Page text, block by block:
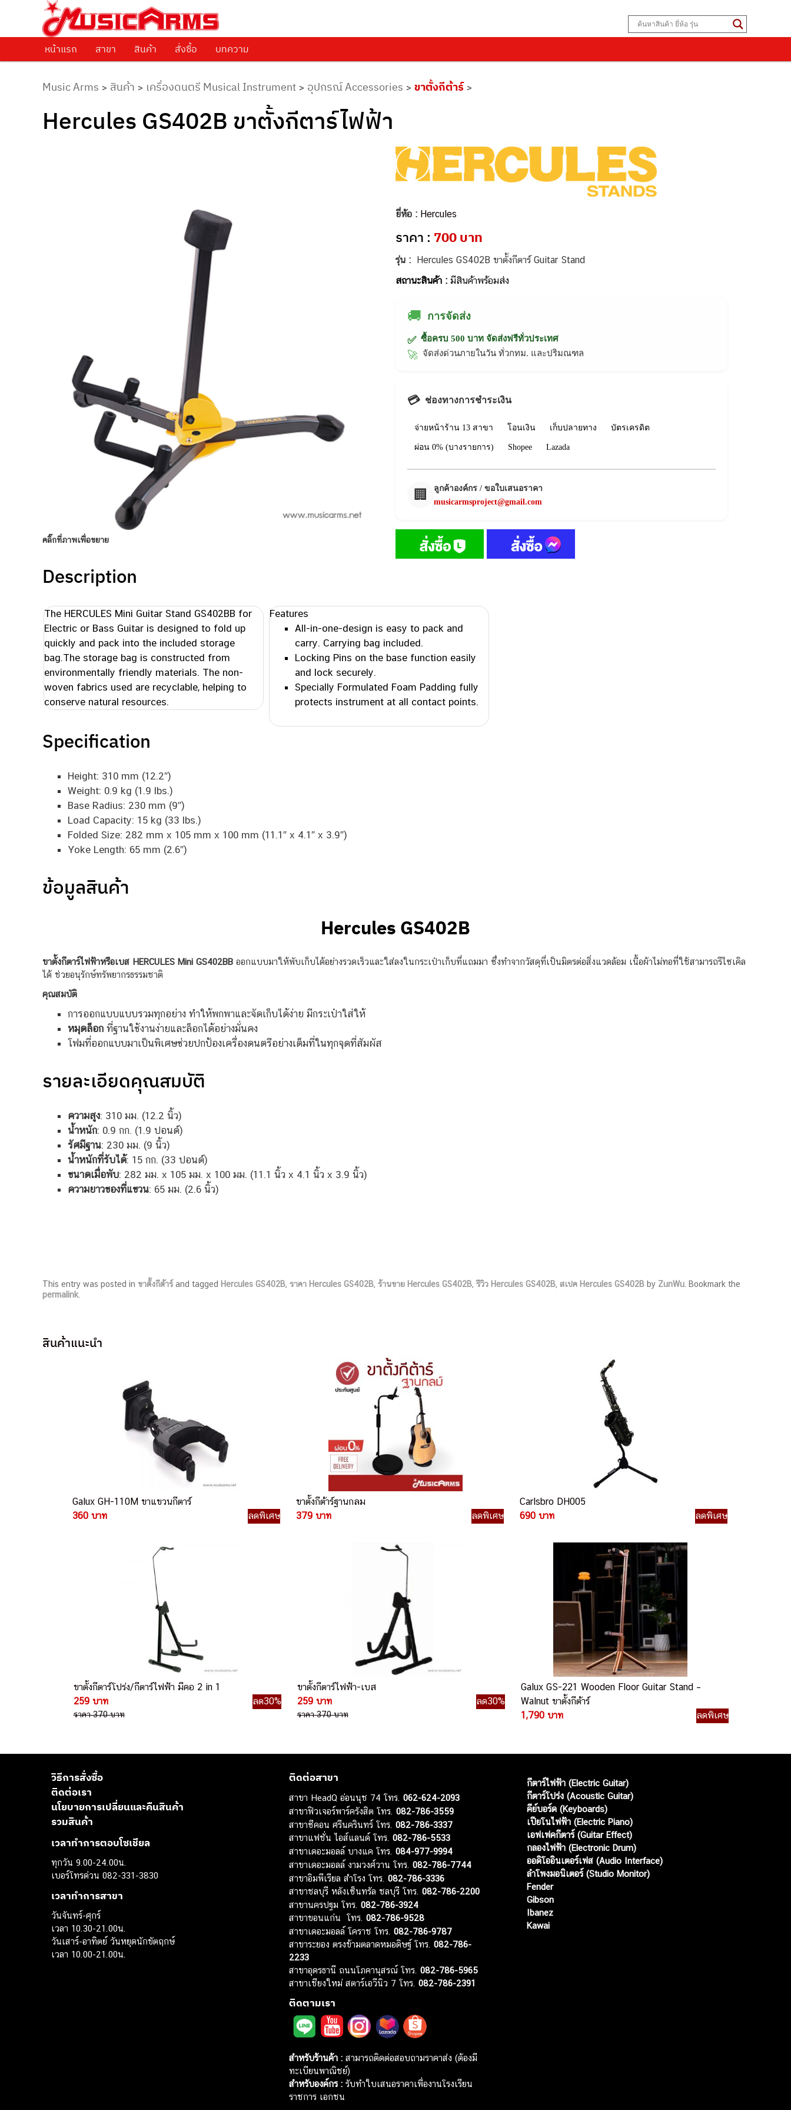
Music Arms
ศูนย์รวมครื่องดนตรีทุกชนิด ตั้งแต่เริ่มต้นถึงมืออาชีพ
Skip to primary content
หน้าแรก สาขา สินค้า สั่งซื้อ บทความ
Music Arms > สินค้า > เครื่องดนตรี Musical Instrument > อุปกรณ์ Accessories > ขาตั้งกีต้าร์ >
Hercules GS402B ขาตั้งกีตาร์ไฟฟ้า
คลิ๊กที่ภาพเพื่อขยาย
ยี่ห้อ : Hercules
ราคา : 700 บาท
รุ่น : Hercules GS402B ขาตั้งกีตาร์ Guitar Stand
สถานะสินค้า : มีสินค้าพร้อมส่ง
🚚 การจัดส่ง
✅ ซื้อครบ 500 บาท จัดส่งฟรีทั่วประเทศ
🚀 จัดส่งด่วนภายในวัน ทั่วกทม. และปริมณฑล
💳 ช่องทางการชำระเงิน
จ่ายหน้าร้าน 13 สาขา โอนเงิน เก็บปลายทาง บัตรเครดิต
ผ่อน 0% (บางรายการ) Shopee Lazada
🏢
ลูกค้าองค์กร / ขอใบเสนอราคา
musicarmsproject@gmail.com
Description
The HERCULES Mini Guitar Stand GS402BB for
Electric or Bass Guitar is designed to fold up
quickly and pack into the included storage
bag.The storage bag is constructed from
environmentally friendly materials. The non-
woven fabrics used are recyclable, helping to
conserve natural resources.
Features
All-in-one-design is easy to pack and
carry. Carrying bag included.
Locking Pins on the base function easily
and lock securely.
Specially Formulated Foam Padding fully
protects instrument at all contact points.
Specification
Height: 310 mm (12.2″)
Weight: 0.9 kg (1.9 lbs.)
Base Radius: 230 mm (9″)
Load Capacity: 15 kg (33 lbs.)
Folded Size: 282 mm x 105 mm x 100 mm (11.1″ x 4.1″ x 3.9″)
Yoke Length: 65 mm (2.6″)
ข้อมูลสินค้า
Hercules GS402B
ขาตั้งกีตาร์ไฟฟ้าหรือเบส HERCULES Mini GS402BB ออกแบบมาให้พับเก็บได้อย่างรวดเร็วและใส่ลงในกระเป๋าเก็บที่แถมมา ซึ่งทำจากวัสดุที่เป็นมิตรต่อสิ่งแวดล้อม เนื้อผ้าไม่ทอที่ใช้สามารถรีไซเคิล
ได้ ช่วยอนุรักษ์ทรัพยากรธรรมชาติ
คุณสมบัติ
การออกแบบแบบรวมทุกอย่าง ทำให้พกพาและจัดเก็บได้ง่าย มีกระเป๋าใส่ให้
หมุดล็อกที่ฐานใช้งานง่ายและล็อกได้อย่างมั่นคง
โฟมที่ออกแบบมาเป็นพิเศษช่วยปกป้องเครื่องดนตรีอย่างเต็มที่ในทุกจุดที่สัมผัส
รายละเอียดคุณสมบัติ
ความสูง: 310 มม. (12.2 นิ้ว)
น้ำหนัก: 0.9 กก. (1.9 ปอนด์)
รัศมีฐาน: 230 มม. (9 นิ้ว)
น้ำหนักที่รับได้: 15 กก. (33 ปอนด์)
ขนาดเมื่อพับ: 282 มม. x 105 มม. x 100 มม. (11.1 นิ้ว x 4.1 นิ้ว x 3.9 นิ้ว)
ความยาวของที่แขวน: 65 มม. (2.6 นิ้ว)
This entry was posted in ขาตั้งกีต้าร์ and tagged Hercules GS402B ราคา Hercules GS402B ร้านขาย Hercules GS402B ,รีวิว Hercules GS402B สเปค Hercules GS402B by ZunWu . Bookmark the
permalink
สินค้าแนะนำ
Galux GH-110M ขาแขวนกีตาร์
360 บาท
ลดพิเศษ
ขาตั้งกีต้าร์ฐานกลม
379 บาท
ลดพิเศษ
Carlsbro DH005
690 บาท
ลดพิเศษ
ขาตั้งกีตาร์โปร่ง/กีตาร์ไฟฟ้า มีคอ 2 in 1
259 บาท
ลด30%
ราคา 370 บาท
ขาตั้งกีตาร์ไฟฟ้า-เบส
259 บาท
ลด30%
ราคา 370 บาท
Galux GS-221 Wooden Floor Guitar Stand –
Walnut ขาตั้งกีต้าร์
1,790 บาท
ลดพิเศษ
วิธีการสั่งซื้อ
ติดต่อเรา
นโยบายการเปลี่ยนและคืนสินค้า
รวมสินค้า
เวลาทำการตอบโซเชียล
ทุกวัน 9.00-24.00น.
เบอร์โทรด่วน 082-331-3830
เวลาทำการสาขา
วันจันทร์-ศุกร์
เวลา 10.30-21.00น.
วันเสาร์-อาทิตย์ วันหยุดนักขัตฤกษ์
เวลา 10.00-21.00น.
ติดต่อสาขา
สาขา HeadQ อ่อนนุช 74 โทร.062-624-2093
สาขาฟิวเจอร์พาร์ครังสิต โทร.082-786-3559
สาขาซีคอน ศรีนครินทร์ โทร.082-786-3337
สาขาแฟชั่น ไอส์แลนด์ โทร.082-786-5533
สาขาเดอะมอลล์ บางแค โทร.084-977-9994
สาขาเดอะมอลล์ งามวงศ์วาน โทร.082-786-7744
สาขาอิมพีเรียล สำโรง โทร.082-786-3336
สาขาชลบุรี หลังเซ็นทรัล ชลบุรี โทร.082-786-2200
สาขานครปฐม โทร.082-786-3924
สาขาขอนแก่น โทร.082-786-9528
สาขาเดอะมอลล์ โคราช โทร.082-786-9787
สาขาระยอง ตรงข้ามตลาดหมอดิษฐ์ โทร.082-786-
2233
สาขาอุดรธานี ถนนโภคานุสรณ์ โทร.082-786-5965
สาขาเชียงใหม่ สตาร์เอวีนิว 7 โทร.082-786-2391
ติดตามเรา
สำหรับร้านค้า : สามารถติดต่อสอบถามราคาส่ง (ต้องมี
ทะเบียนพาณิชย์)
สำหรับองค์กร : รับทำใบเสนอราคาเพื่องานโรงเรียน
ราชการ เอกชน
กีตาร์ไฟฟ้า (Electric Guitar)
กีตาร์โปร่ง (Acoustic Guitar)
คีย์บอร์ด (Keyboards)
เปียโนไฟฟ้า (Electric Piano)
เอฟเฟคกีตาร์ (Guitar Effect)
กลองไฟฟ้า (Electronic Drum)
ออดิโออินเตอร์เฟส (Audio Interface)
ลำโพงมอนิเตอร์ (Studio Monitor)
Fender
Gibson
Ibanez
Kawai